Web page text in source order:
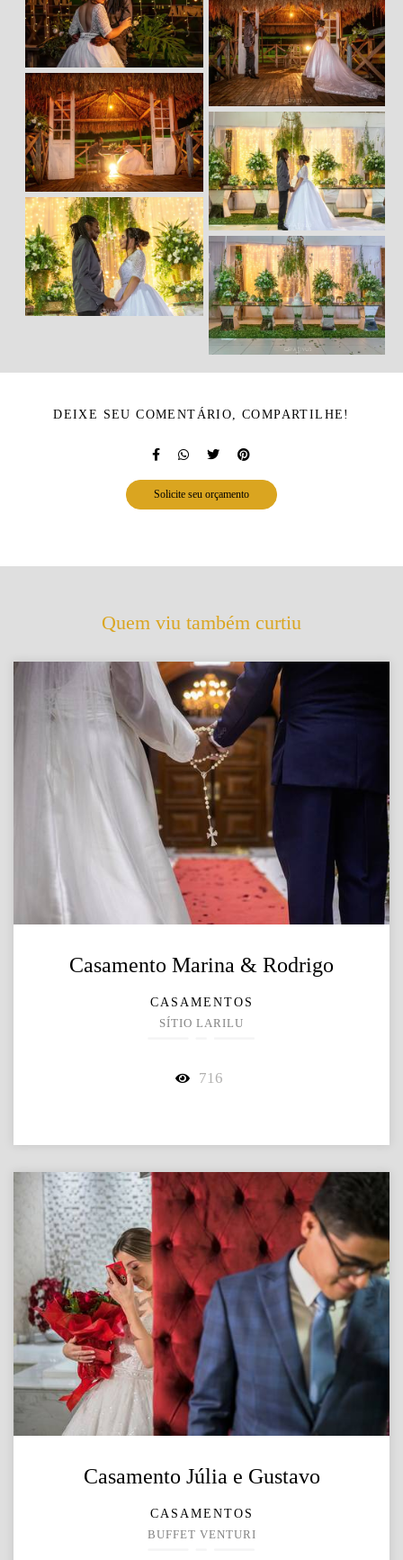
DEIXE SEU COMENTÁRIO, COMPARTILHE!
Solicite seu orçamento
Quem viu também curtiu
Casamento Marina & Rodrigo
CASAMENTOS
SÍTIO LARILU
716
Casamento Júlia e Gustavo
CASAMENTOS
BUFFET VENTURI